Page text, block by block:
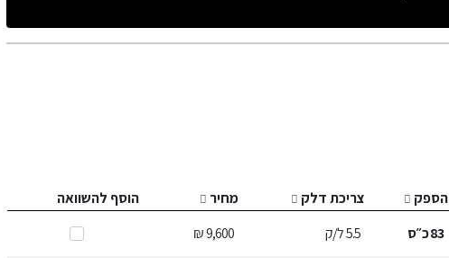
הספק צריכת דלק מחיר
הוסף להשוואה
83כ״ס 5.5ל/ק 9,600 ₪